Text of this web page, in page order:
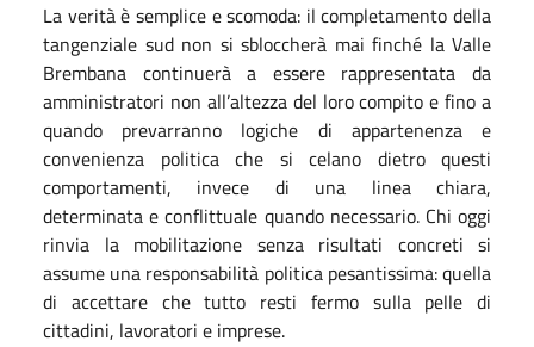
La verità è semplice e scomoda: il completamento della
tangenziale sud non si sbloccherà mai finché la Valle
Brembana continuerà a essere rappresentata da
amministratori non all’altezza del loro compito e fino a
quando prevarranno logiche di appartenenza e
convenienza politica che si celano dietro questi
comportamenti, invece di una linea chiara,
determinata e conflittuale quando necessario. Chi oggi
rinvia la mobilitazione senza risultati concreti si
assume una responsabilità politica pesantissima: quella
di accettare che tutto resti fermo sulla pelle di
cittadini, lavoratori e imprese.